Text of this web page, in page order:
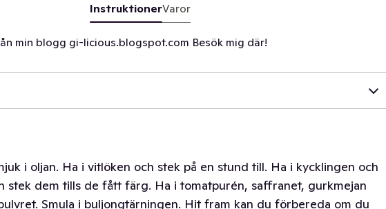
InstruktionerVaror
min blogg gi-licious.blogspot.com Besök mig där!
i oljan. Ha i vitlöken och stek på en stund till. Ha i kycklingen och
stek dem tills de fått färg. Ha i tomatpurén, saffranet, gurkmejan
Smula i buljongtärningen. Hit fram kan du förbereda om du